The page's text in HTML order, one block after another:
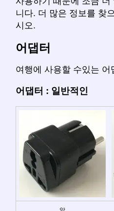
니다. 더 많은 정보를 찾
시오.
어댑터
여행에 사용할 수있는 어
어댑터 : 일반적인